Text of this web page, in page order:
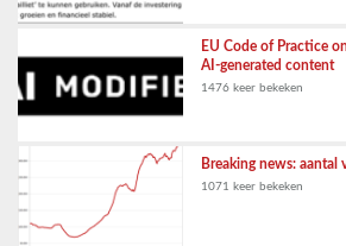
EU Code of Practice
AI-generated content
1476 keer bekeken
Breaking news: aantal
1071 keer bekeken